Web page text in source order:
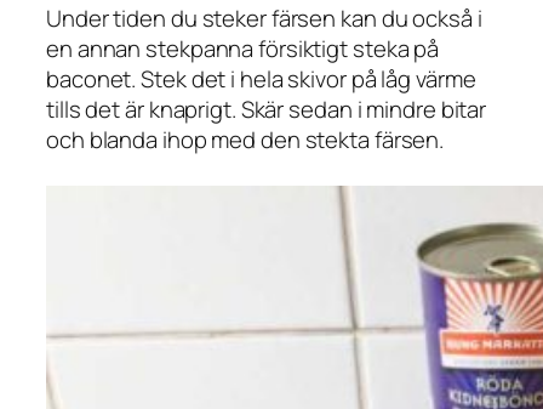
Under tiden du steker färsen kan du också i
en annan stekpanna försiktigt steka på
baconet. Stek det i hela skivor på låg värme
tills det är knaprigt. Skär sedan i mindre bitar
och blanda ihop med den stekta färsen.